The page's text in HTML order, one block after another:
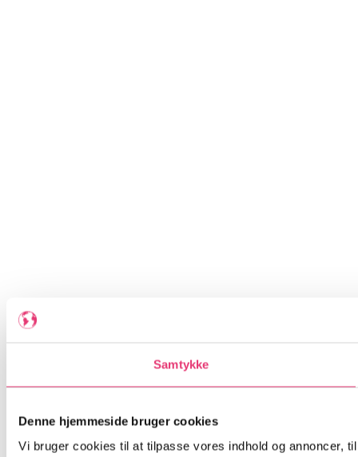
Samtykke
Denne hjemmeside bruger cookies
Vi bruger cookies til at tilpasse vores indhold og annoncer,